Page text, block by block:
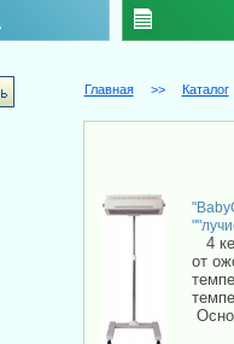
Главная >> Каталог
4
от